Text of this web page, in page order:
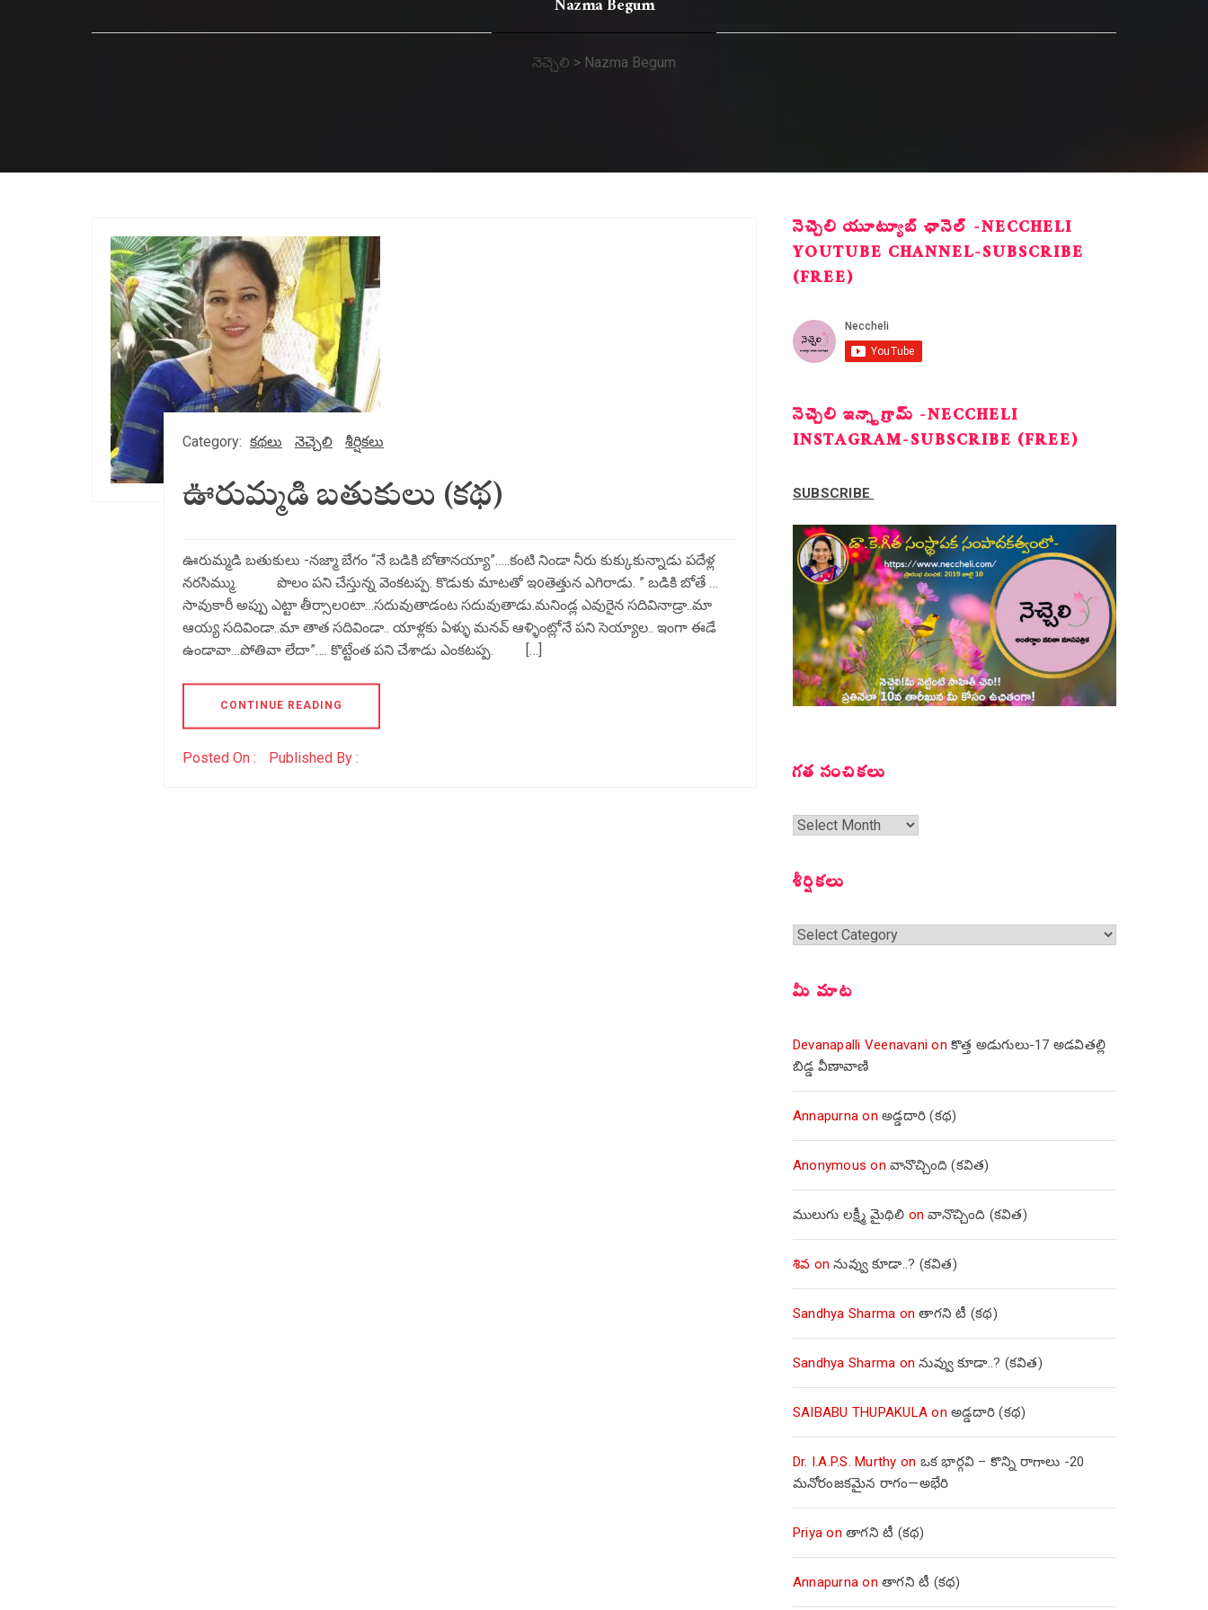
Nazma Begum
నెచ్చెలి > Nazma Begum
Category: కథలు నెచ్చెలి శీర్షికలు
ఊరుమ్మడి బతుకులు (కథ)
ఊరుమ్మడి బతుకులు -నజ్మా బేగం “నే బడికి బోతానయ్యా”…..కంటి నిండా నీరు కుక్కుకున్నాడు పదేళ్ల
నరసిమ్ము. పొలం పని చేస్తున్న వెంకటప్ప. కొడుకు మాటతో ఇoతెత్తున ఎగిరాడు. ” బడికి బోతే …
సావుకారీ అప్పు ఎట్టా తీర్సాలoటా…సదువుతాడంట సదువుతాడు.మనిండ్ల ఎవురైన సదివినాడ్రా..మా
ఆయ్య సదివిండా..మా తాత సదివిండా.. యాళ్లకు ఏళ్ళు మనవ్ ఆళ్ళింట్లోనే పని సెయ్యాల.. ఇంగా ఈడే
ఉండావా…పోతివా లేదా”…. కొట్టేంత పని చేశాడు ఎంకటప్ప. […]
CONTINUE READING
Posted On : Published By :
నెచ్చెలి యూట్యూబ్ ఛానెల్ -NECCHELI
YOUTUBE CHANNEL-SUBSCRIBE
(FREE)
నెచ్చెలి ఇన్స్టాగ్రామ్ -NECCHELI
INSTAGRAM-SUBSCRIBE (FREE)
SUBSCRIBE
గత సంచికలు
గత
శీర్షికలు
శీర్షికలు
మీ మాట
Devanapalli Veenavani onకొత్త అడుగులు-17 అడవితల్లి
బిడ్డ వీణావాణి
Annapurna onఅడ్డదారి (కథ)
Anonymous onవానొచ్చింది (కవిత)
ములుగు లక్ష్మీ మైథిలి onవానొచ్చింది (కవిత)
శివ onనువ్వు కూడా..? (కవిత)
Sandhya Sharma onతాగని టీ (కథ)
Sandhya Sharma onనువ్వు కూడా..? (కవిత)
SAIBABU THUPAKULA onఅడ్డదారి (కథ)
Dr. I.A.P.S. Murthy on ఒక భార్గవి – కొన్ని రాగాలు -20
మనోరంజకమైన రాగం—అభేరి
Priya onతాగని టీ (కథ)
Annapurna onతాగని టీ (కథ)